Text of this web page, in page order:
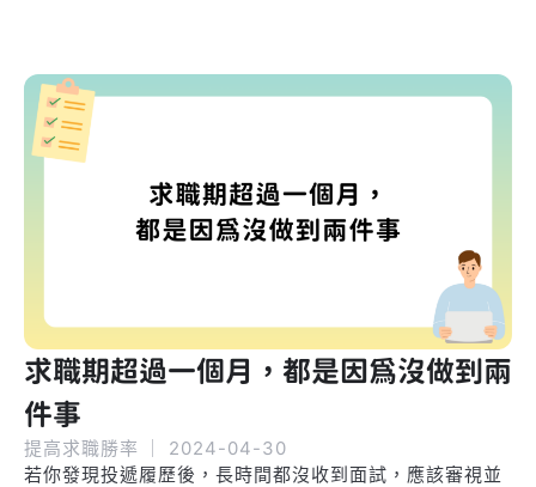
求職期超過一個月，都是因為沒做到兩
件事
提高求職勝率
2024-04-30
若你發現投遞履歷後，長時間都沒收到面試，應該審視並